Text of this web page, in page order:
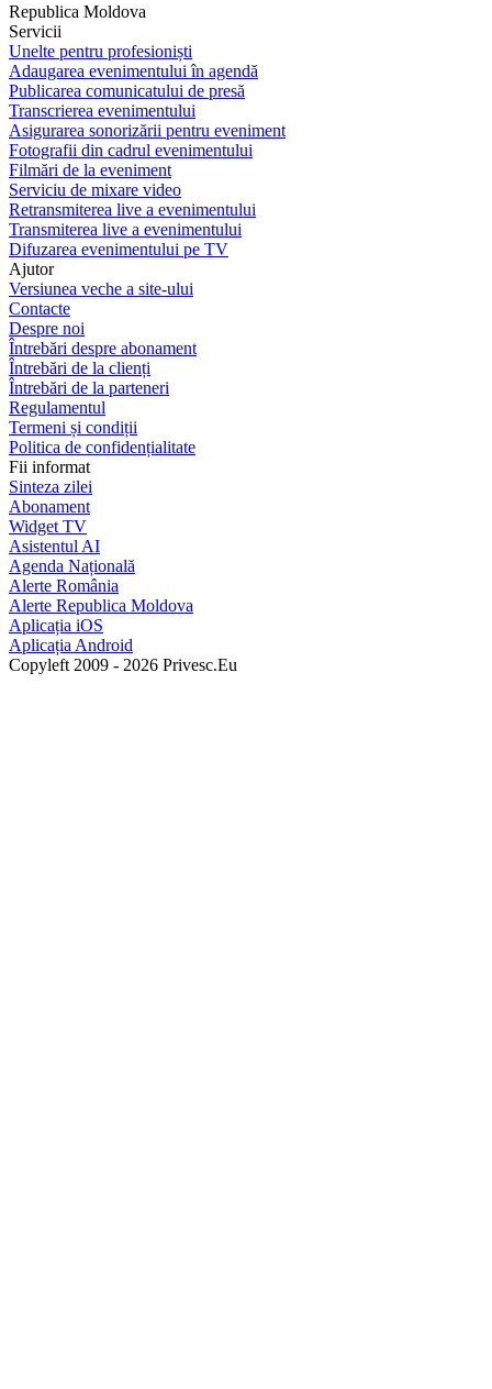
Republica Moldova
Servicii
Unelte pentru profesioniști
Adaugarea evenimentului în agendă
Publicarea comunicatului de presă
Transcrierea evenimentului
Asigurarea sonorizării pentru eveniment
Fotografii din cadrul evenimentului
Filmări de la eveniment
Serviciu de mixare video
Retransmiterea live a evenimentului
Transmiterea live a evenimentului
Difuzarea evenimentului pe TV
Ajutor
Versiunea veche a site-ului
Contacte
Despre noi
Întrebări despre abonament
Întrebări de la clienți
Întrebări de la parteneri
Regulamentul
Termeni și condiții
Politica de confidențialitate
Fii informat
Sinteza zilei
Abonament
Widget TV
Asistentul AI
Agenda Națională
Alerte România
Alerte Republica Moldova
Aplicația iOS
Aplicația Android
Copyleft 2009 - 2026 Privesc.Eu